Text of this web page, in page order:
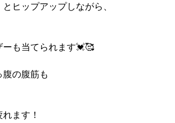
ヒップアップしながら、
も当てられます💓🥰
の腹筋も
ます！